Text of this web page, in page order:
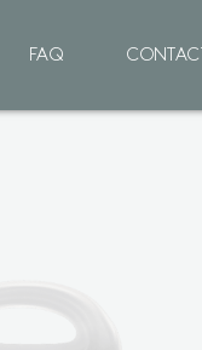
FAQ CONTACT